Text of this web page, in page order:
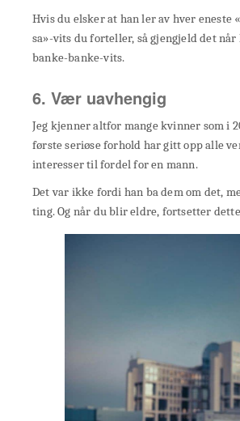
Hvis du elsker at han ler av hver eneste
sa»-vits du forteller, så gjengjeld det
banke-banke-vits.
6. Vær uavhengig
Jeg kjenner altfor mange kvinner som i
første seriøse forhold har gitt opp alle
interesser til fordel for en mann.
Det var ikke fordi han ba dem om det,
ting. Og når du blir eldre, fortsetter